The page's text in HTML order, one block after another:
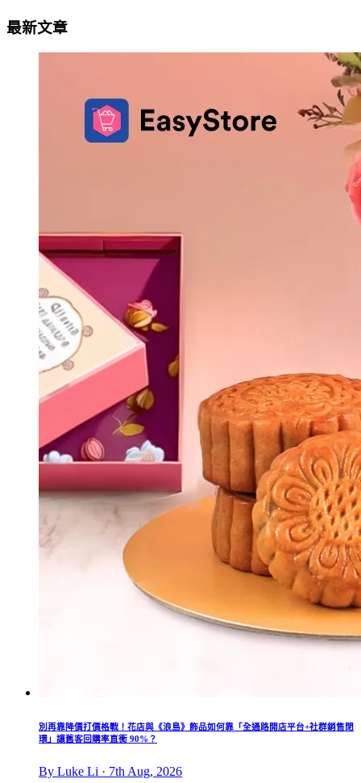
最新文章
別再靠降價打價格戰！花店與《浪島》飾品如何靠「全通路開店平台+社群銷售閉
環」讓舊客回購率直衝 90%？
By Luke Li · 7th Aug, 2026